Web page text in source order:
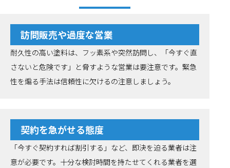
訪問販売や過度な営業
耐久性の高い塗料は、フッ素系や突然訪問し、「今すぐ直
さないと危険です」と脅すような営業は要注意です。緊急
性を煽る手法は信頼性に欠けるの注意しましょう。
契約を急がせる態度
「今すぐ契約すれば割引する」など、即決を迫る業者は注
意が必要です。十分な検討時間を持たせてくれる業者を選